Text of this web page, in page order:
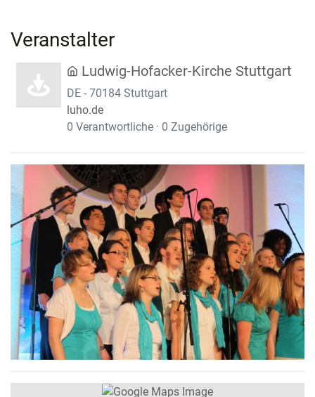
Veranstalter
Ludwig-Hofacker-Kirche Stuttgart
DE - 70184 Stuttgart
luho.de
0 Verantwortliche · 0 Zugehörige